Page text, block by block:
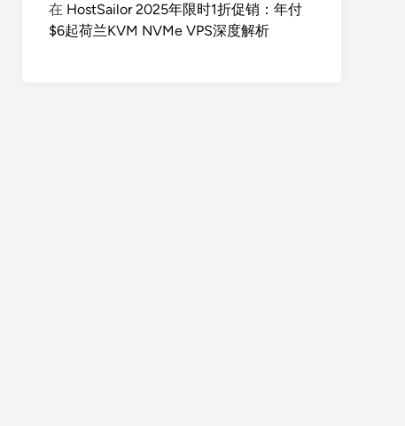
在 HostSailor 2025年限时1折促销：年付
$6起荷兰KVM NVMe VPS深度解析